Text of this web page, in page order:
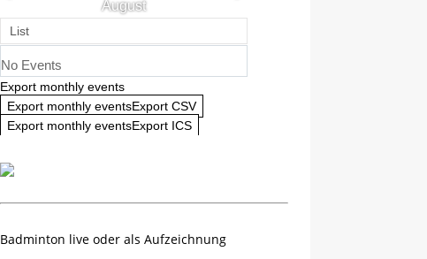
August
List
No Events
Export monthly events
Export monthly eventsExport CSV
Export monthly eventsExport ICS
Badminton live oder als Aufzeichnung